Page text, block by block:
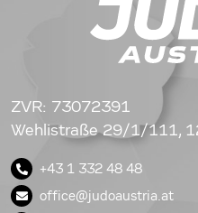
ZVR: 73072391
Wehlistraße 29/1/111,
+43 1 332 48 48
office@judoaustria.at